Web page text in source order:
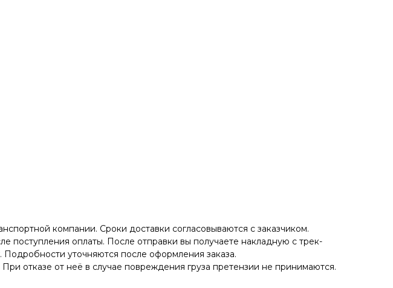
компании. Сроки доставки согласовываются с заказчиком.
поступления оплаты. После отправки вы получаете накладную с трек-
уточняются после оформления заказа.
отказе от неё в случае повреждения груза претензии не принимаются.